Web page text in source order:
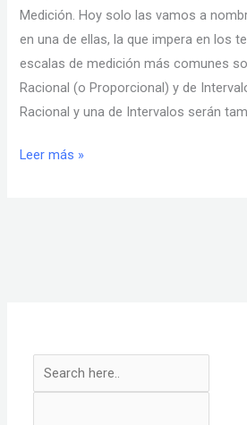
Medición. Hoy solo las vamos a
en una de ellas, la que impera en los
escalas de medición más comunes
Racional (o Proporcional) y de
Racional y una de Intervalos serán
Leer más »